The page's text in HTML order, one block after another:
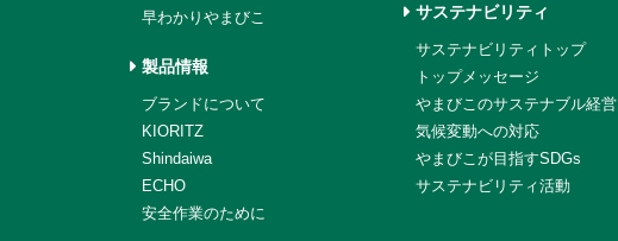
早わかりやまびこ
製品情報
ブランドについて
KIORITZ
Shindaiwa
ECHO
安全作業のために
サステナビリティ
サステナビリティトップ
トップメッセージ
やまびこのサステナブル経営
気候変動への対応
やまびこが目指すSDGs
サステナビリティ活動